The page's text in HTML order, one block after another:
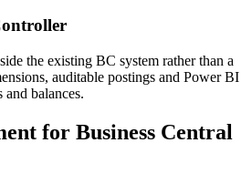
the existing BC system rather than a
auditable postings and Power BI
balances.
for Business Central